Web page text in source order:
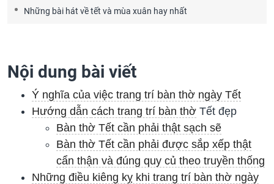
Những bài hát về tết và mùa xuân hay nhất
Nội dung bài viết
Ý nghĩa của việc trang trí bàn thờ ngày Tết
Hướng dẫn cách trang trí bàn thờ Tết đẹp
Bàn thờ Tết cần phải thật sạch sẽ
Bàn thờ Tết cần phải được sắp xếp thật
cẩn thận và đúng quy củ theo truyền thống
Những điều kiêng kỵ khi trang trí bàn thờ ngày